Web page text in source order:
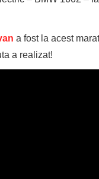
a fost la acest
a realizat!